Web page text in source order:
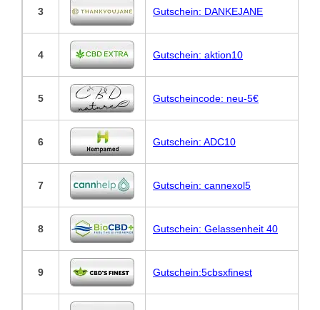
3 Gutschein: DANKEJANE
4 Gutschein: aktion10
5 Gutscheincode: neu-5€
6 Gutschein: ADC10
7 Gutschein: cannexol5
8 Gutschein: Gelassenheit 40
9 Gutschein:5cbsxfinest